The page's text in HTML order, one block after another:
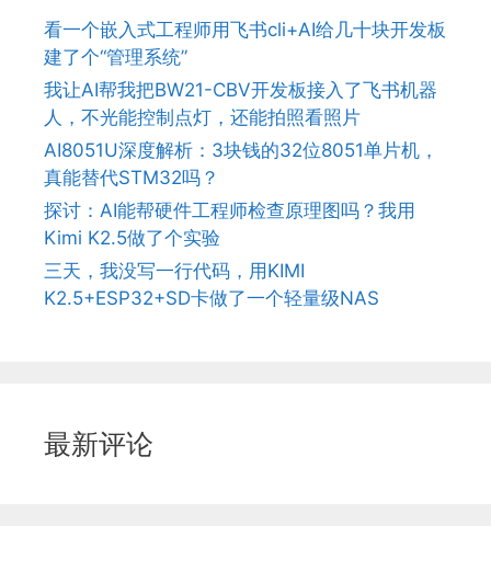
看一个嵌入式工程师用飞书cli+AI给几十块开发板
建了个“管理系统”
我让AI帮我把BW21-CBV开发板接入了飞书机器
人，不光能控制点灯，还能拍照看照片
AI8051U深度解析：3块钱的32位8051单片机，
真能替代STM32吗？
探讨：AI能帮硬件工程师检查原理图吗？我用
Kimi K2.5做了个实验
三天，我没写一行代码，用KIMI
K2.5+ESP32+SD卡做了一个轻量级NAS
最新评论